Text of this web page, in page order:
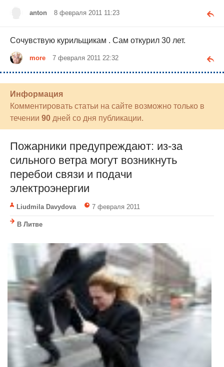
anton 8 февраля 2011 11:23
Сочувствую курильщикам . Сам откурил 30 лет.
more 7 февраля 2011 22:32
Информация
Комментировать статьи на сайте возможно только в
течении 90 дней со дня публикации.
Пожарники предупреждают: из-за
сильного ветра могут возникнуть
перебои связи и подачи
электроэнергии
Liudmila Davydova 7 февраля 2011
В Литве